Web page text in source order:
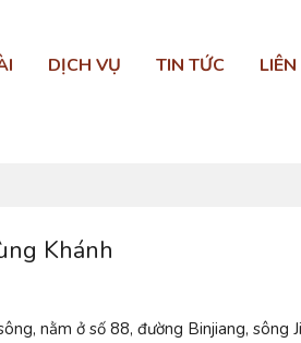
DỊCH VỤ TIN TỨC
Khánh
nằm ở số 88, đường Binjiang, sông